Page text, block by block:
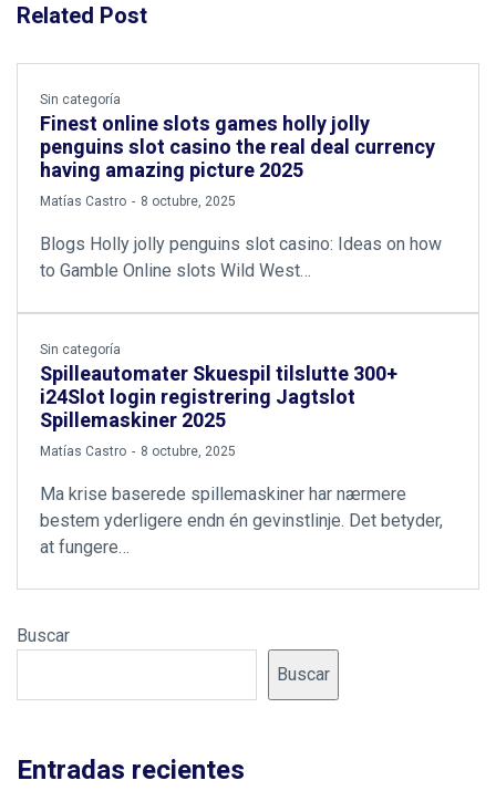
Related Post
Sin categoría
Finest online slots games holly jolly
penguins slot casino the real deal currency
having amazing picture 2025
by
Matías Castro 8 octubre, 2025
Blogs Holly jolly penguins slot casino: Ideas on how
to Gamble Online slots Wild West…
Sin categoría
Spilleautomater Skuespil tilslutte 300+
i24Slot login registrering Jagtslot
Spillemaskiner 2025
by
Matías Castro 8 octubre, 2025
Ma krise baserede spillemaskiner har nærmere
bestem yderligere endn én gevinstlinje. Det betyder,
at fungere…
Buscar
Buscar
Entradas recientes